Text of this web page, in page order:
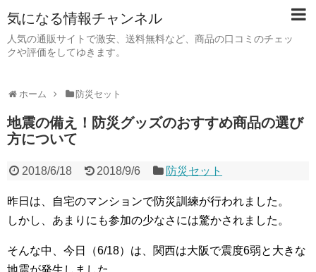
気になる情報チャンネル
人気の通販サイトで激安、送料無料など、商品の口コミのチェッ
クや評価をしてゆきます。
ホーム 防災セット
地震の備え！防災グッズのおすすめ商品の選び
方について
2018/6/18 2018/9/6 防災セット
昨日は、自宅のマンションで防災訓練が行われました。
しかし、あまりにも参加の少なさには驚かされました。
そんな中、今日（6/18）は、関西は大阪で震度6弱と大きな
地震が発生しました。